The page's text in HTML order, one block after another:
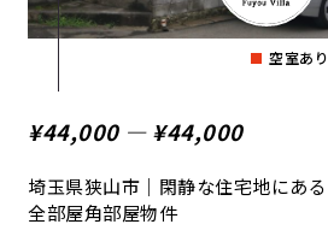
空室あり
¥44,000 ― ¥44,000
埼玉県狭山市｜閑静な住宅地にある
全部屋角部屋物件